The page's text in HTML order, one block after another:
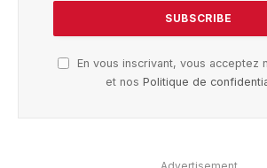
En vous inscrivant, vous acceptez
et nos Politique de
Advertisement